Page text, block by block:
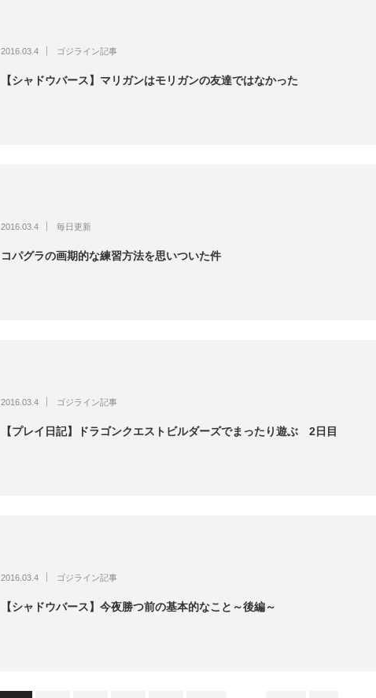
2016.03.4 ゴジライン記事
【シャドウバース】マリガンはモリガンの友達ではなかった
2016.03.4 毎日更新
コパグラの画期的な練習方法を思いついた件
2016.03.4 ゴジライン記事
【プレイ日記】ドラゴンクエストビルダーズでまったり遊ぶ 2日目
2016.03.4 ゴジライン記事
【シャドウバース】今夜勝つ前の基本的なこと～後編～